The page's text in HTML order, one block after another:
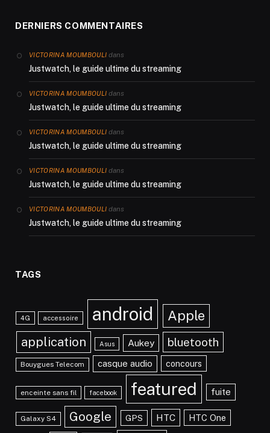
DERNIERS COMMENTAIRES
VICTORINA MOUMBOULI dans
Justwatch, le guide ultime du streaming
VICTORINA MOUMBOULI dans
Justwatch, le guide ultime du streaming
VICTORINA MOUMBOULI dans
Justwatch, le guide ultime du streaming
VICTORINA MOUMBOULI dans
Justwatch, le guide ultime du streaming
VICTORINA MOUMBOULI dans
Justwatch, le guide ultime du streaming
TAGS
4G accessoire android Apple
application Asus Aukey bluetooth
Bouygues Telecom casque audio concours
enceinte sans fil facebook featured fuite
Galaxy S4 Google GPS HTC HTC One